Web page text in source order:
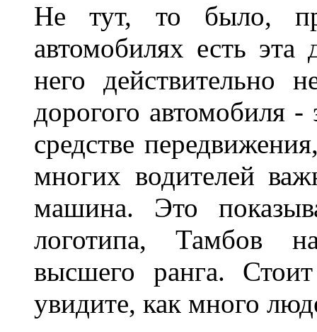
Не тут, то было,
автомобилях есть
него действительно
дорогого автомобиля
средстве
многих водителей
машина. Это
логотипа, Тамбов
высшего ранга.
увидите, как много